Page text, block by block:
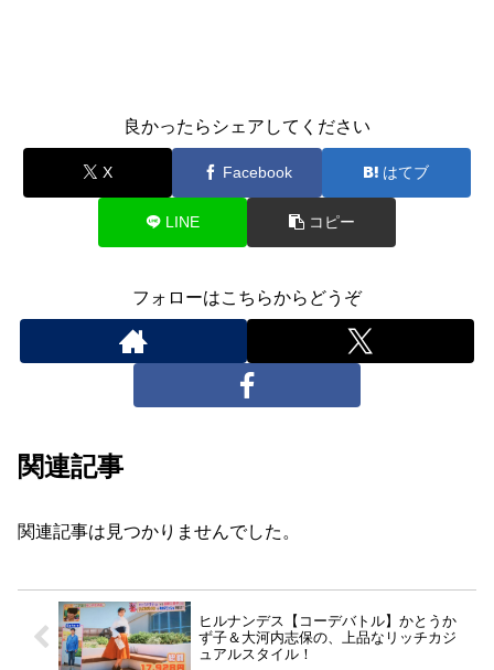
良かったらシェアしてください
X Facebook はてブ
LINE コピー
フォローはこちらからどうぞ
関連記事
関連記事は見つかりませんでした。
ヒルナンデス【コーデバトル】かとうか
ず子＆大河内志保の、上品なリッチカジ
ュアルスタイル！